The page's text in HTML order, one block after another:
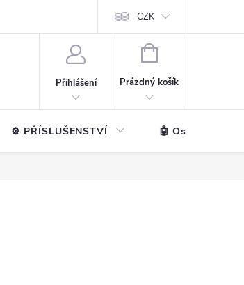
CZK
Přihlášení
NÁKUPNÍ
Prázdný košík
⚙️ PŘÍSLUŠENSTVÍ 🤖 Ostatní